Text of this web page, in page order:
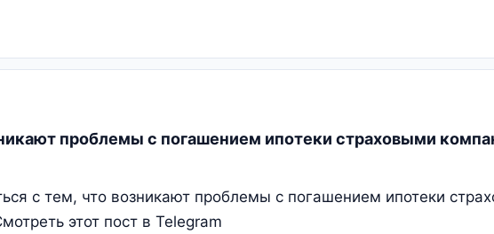
проблемы с погашением ипотеки страховыми
с тем, что возникают проблемы с погашением ипотеки
этот пост в Telegram